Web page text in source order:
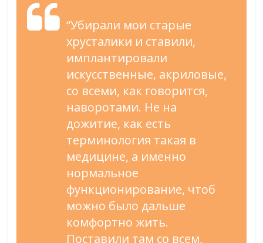
“Убирали мои старые
хрусталики и ставили,
имплантировали
искусственные, акриловые,
со всеми, как говорится,
наворотами. Не на
дожитие, как есть
терминология такая в
медицине, а именно
нормальное
функционирование, чтоб
можно было дальше
комфортно жить.
Поставили там со всем,